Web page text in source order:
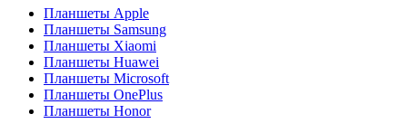
Планшеты Apple
Планшеты Samsung
Планшеты Xiaomi
Планшеты Huawei
Планшеты Microsoft
Планшеты OnePlus
Планшеты Honor